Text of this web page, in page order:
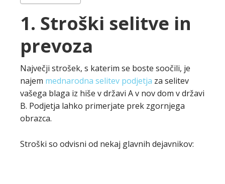
1. Stroški selitve in
prevoza
Največji strošek, s katerim se boste soočili, je
najem mednarodna selitev podjetja za selitev
vašega blaga iz hiše v državi A v nov dom v državi
B. Podjetja lahko primerjate prek zgornjega
obrazca.
Stroški so odvisni od nekaj glavnih dejavnikov: